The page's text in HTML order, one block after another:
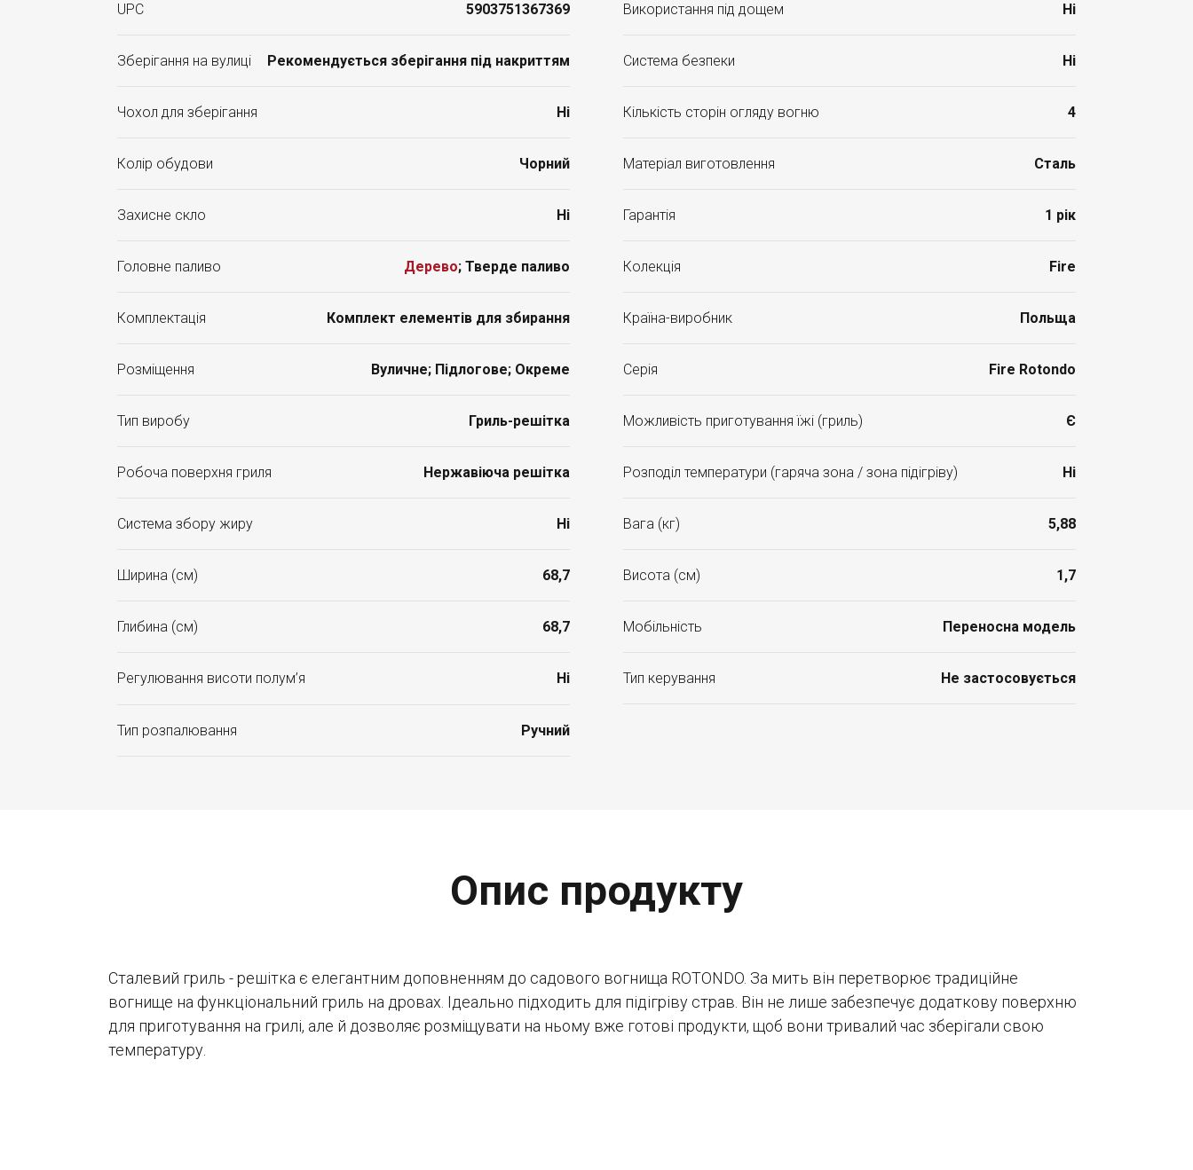
UPC 5903751367369 Використання під дощем Ні
Зберігання на вулиці Рекомендується зберігання під накриттям Система безпеки Ні
Чохол для зберігання Ні Кількість сторін огляду вогню 4
Колір обудови Чорний Матеріал виготовлення Сталь
Захисне скло Ні Гарантія 1 рік
Головне паливо Дерево; Тверде паливо Колекція Fire
Комплектація Комплект елементів для збирання Країна-виробник Польща
Розміщення Вуличне; Підлогове; Окреме Серія Fire Rotondo
Тип виробу Гриль-решітка Можливість приготування їжі (гриль) Є
Робоча поверхня гриля Нержавіюча решітка Розподіл температури (гаряча зона / зона підігріву) Ні
Система збору жиру Ні Вага (кг) 5,88
Ширина (см) 68,7 Висота (см) 1,7
Глибина (см) 68,7 Мобільність Переносна модель
Регулювання висоти полум’я Ні Тип керування Не застосовується
Тип розпалювання Ручний
Опис продукту
Сталевий гриль - решітка є елегантним доповненням до садового вогнища ROTONDO. За мить він перетворює традиційне
вогнище на функціональний гриль на дровах. Ідеально підходить для підігріву страв. Він не лише забезпечує додаткову поверхню
для приготування на грилі, але й дозволяє розміщувати на ньому вже готові продукти, щоб вони тривалий час зберігали свою
температуру.